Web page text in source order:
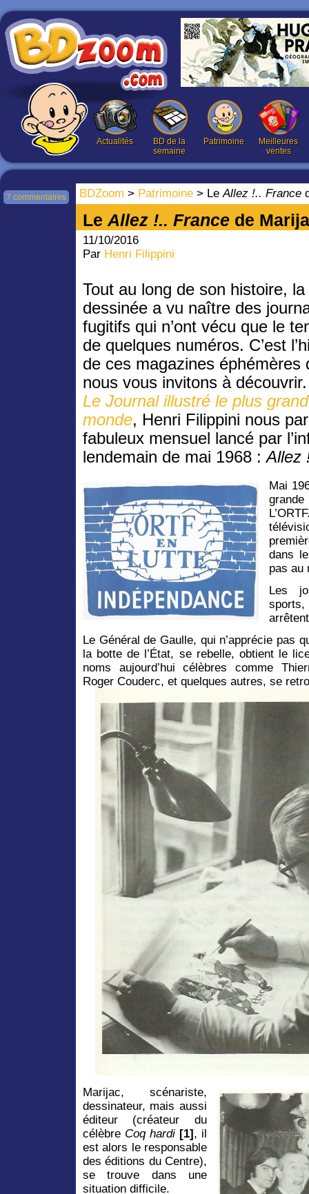
Actualités
BD de la
semaine
Patrimoine
Meilleures
ventes
BDZoom > Patrimoine > LeAllez !.. France
7 commentaires
Le Allez !.. France de
11/10/2016
Par Henri Filippini
Tout au long de son histoire, la
dessinée a vu naître des
fugitifs qui n’ont vécu que le
de quelques numéros. C’est
de ces magazines éphémères
nous vous invitons à
Le Journal illustré le plus
monde, Henri Filippini nous
fabuleux mensuel lancé par
lendemain de mai 1968 :Allez
Mai
dans
pas au
Les
Le Général de Gaulle, qui n’apprécie pas
la botte de l’État, se rebelle, obtient le
noms aujourd’hui célèbres comme
Roger Couderc, et quelques autres, se
Marijac, scénariste,
dessinateur, mais aussi
éditeur (créateur du
célèbre Coq hardi [1], il
est alors le responsable
des éditions du Centre),
se trouve dans une
situation difficile.